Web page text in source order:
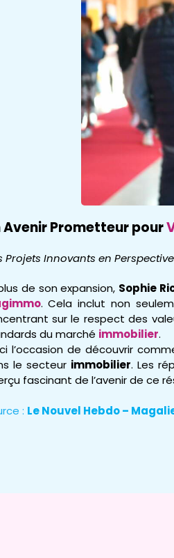
Avenir Prometteur pour
Projets Innovants en Perspective
de son expansion, Sophie
. Cela inclut non
sur le respect des
du marché immobilier.
l’occasion de découvrir
le secteur immobilier. Les
fascinant de l’avenir de ce
: Le Nouvel Hebdo –